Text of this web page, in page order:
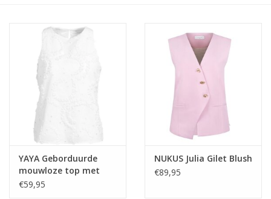
YAYA Geborduurde
mouwloze top met
ronde hals wit
€59,95
NUKUS Julia Gilet Blush
€89,95